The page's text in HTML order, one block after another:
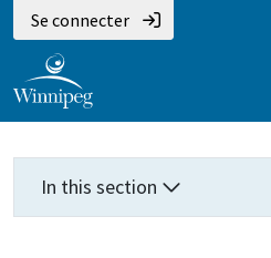
Aller
au
contenu
principal
Skip
to
main
menu
Skip
to
footer
Se connecter
In this section